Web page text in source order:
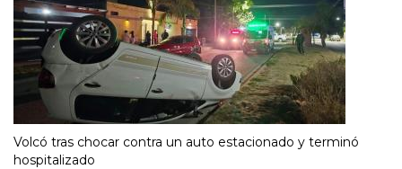
Volcó tras chocar contra un auto estacionado y terminó
hospitalizado